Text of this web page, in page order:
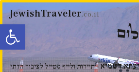
פתח
JewishTraveler.co.il
דשמיא - תיירות ולייף סטייל לציבור הדתי